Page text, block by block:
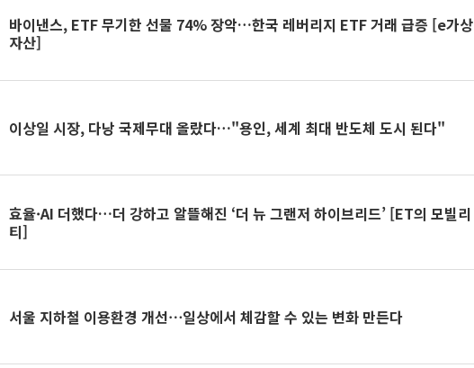
바이낸스, ETF 무기한 선물 74% 장악…한국 레버리지 ETF 거래 급증 [e가상
자산]
이상일 시장, 다낭 국제무대 올랐다…"용인, 세계 최대 반도체 도시 된다"
효율·AI 더했다…더 강하고 알뜰해진 ‘더 뉴 그랜저 하이브리드’ [ET의 모빌리
티]
서울 지하철 이용환경 개선⋯일상에서 체감할 수 있는 변화 만든다